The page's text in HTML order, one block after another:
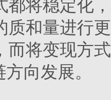
都将稳定化
质和量进行
而将变现方
向发展。